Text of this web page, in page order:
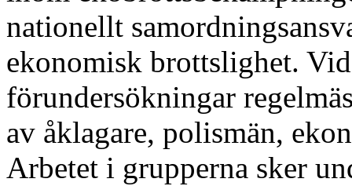
nationellt
ekonomisk brottslighet.
förundersökningar
av åklagare, polismän,
Arbetet i grupperna sker